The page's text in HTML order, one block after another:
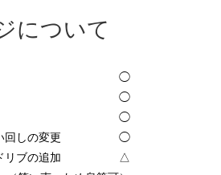
について
◯
◯
◯
回しの変更
◯
リブの追加
△